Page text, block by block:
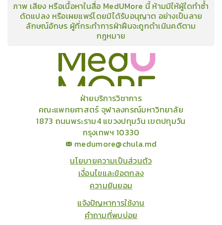
ภาพ เสียง หรือเนื้อหาในสื่อ MedUMore นี้ ห้ามมิให้ผู้ใดทำซ้ำ
ดัดแปลง หรือเผยแพร่โดยมิได้รับอนุญาต อย่างเป็นลาย
ลักษณ์อักษร ผู้ที่กระทำการฝ่าฝืนจะถูกดำเนินคดีตาม
กฎหมาย
ฝ่ายบริการวิชาการ
คณะแพทยศาสตร์ จุฬาลงกรณ์มหาวิทยาลัย
1873 ถนนพระราม4 แขวงปทุมวัน เขตปทุมวัน
กรุงเทพฯ 10330
medumore@chula.md
นโยบายความเป็นส่วนตัว
เงื่อนไขและข้อตกลง
ความยินยอม
แจ้งปัญหาการใช้งาน
คำถามที่พบบ่อย
คอร์ส คลังเนื้อหาประชุมวิชาการ ข่าวสารอินโฟกราฟิก